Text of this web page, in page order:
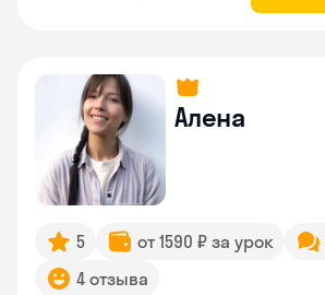
Алена
5 от 1590 ₽ за урок
4 отзыва